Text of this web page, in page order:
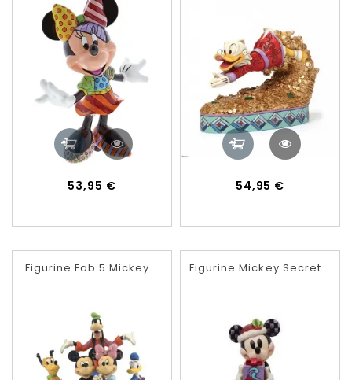
53,95 €Prix 54,95 €
Figurine Fab 5 Mickey... Figurine Mickey Secret...